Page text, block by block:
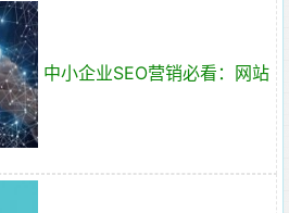
中小企业SEO营销必看：网站